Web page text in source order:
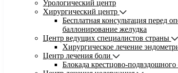
Урологический центр
Хирургический центр
Бесплатная консультация перед
баллонирование желудка
Центр ведущих специалистов страны
Хирургическое лечение
Центр лечения боли
Блокада крестцово-подвздошного